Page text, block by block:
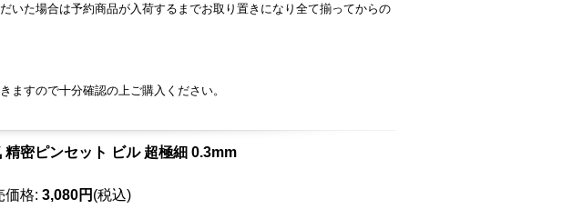
いた場合は予約商品が入荷するまでお取り置きになり全て揃ってからの
ますので十分確認の上ご購入ください。
密ピンセット ビル 超極細 0.3mm
価格: 3,080円 (税込)